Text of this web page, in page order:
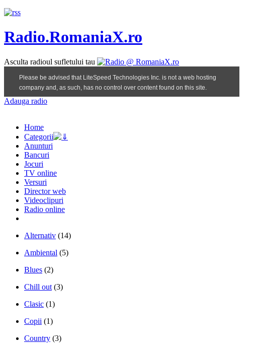
Radio.RomaniaX.ro
Asculta radioul sufletului tau
Adauga radio
Home
Categorii
Anunturi
Bancuri
Jocuri
TV online
Versuri
Director web
Videoclipuri
Radio online
Alternativ (14)
Ambiental (5)
Blues (2)
Chill out (3)
Clasic (1)
Copii (1)
Country (3)